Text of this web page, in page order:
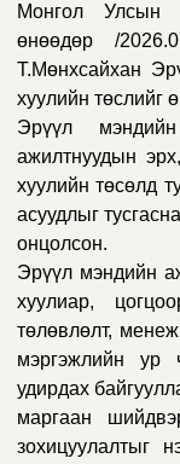
Монгол Улсын
өнөөдөр/
Т.Мөнхсайхан Э
хуулийн төслийг
Эрүүл
ажилтнуудын
хуулийн төсөлд
асуудлыг
онцолсон.
Эрүүл мэндийн
хуулиар,
төлөвлөлт,
мэргэжлийн ур
удирдах
маргаан
зохицуулалтыг